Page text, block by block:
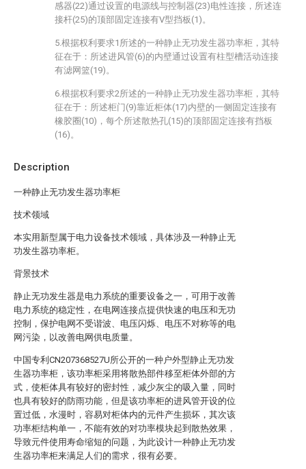
Description
一种静止无功发生器功率柜
技术领域
本实用新型属于电力设备技术领域，具体涉及一种静止无
功发生器功率柜。
背景技术
静止无功发生器是电力系统的重要设备之一，可用于改善
电力系统的稳定性，在电网连接点提供快速的电压和无功
控制，保护电网不受谐波、电压闪烁、电压不对称等的电
网污染，以改善电网供电质量。
中国专利CN207368527U所公开的一种户外型静止无功发
生器功率柜，该功率柜采用将散热部件移至柜体外部的方
式，使柜体具有较好的密封性，减少灰尘的吸入量，同时
也具有较好的防雨功能，但是该功率柜的进风管开设的位
置过低，水漫时，容易对柜体内的元件产生损坏，其次该
功率柜结构单一，不能有效的对功率模块起到散热效果，
导致元件使用寿命缩短的问题，为此设计一种静止无功发
生器功率柜来满足人们的需求，很有必要。
感器(22)通过设置的电源线与控制器(23)电性连接，所述连
接杆(25)的顶部固定连接有V型挡板(1)。
5.根据权利要求1所述的一种静止无功发生器功率柜，其特
征在于：所述进风管(6)的内壁通过设置有柱型槽活动连接
有滤网篮(19)。
6.根据权利要求2所述的一种静止无功发生器功率柜，其特
征在于：所述柜门(9)靠近柜体(17)内壁的一侧固定连接有
橡胶圈(10)，每个所述散热孔(15)的顶部固定连接有挡板
(16)。